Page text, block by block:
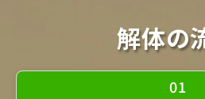
解体の
01